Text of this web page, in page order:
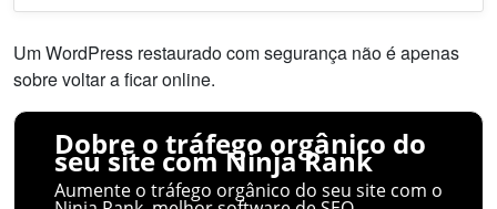
Um WordPress restaurado com segurança não é apenas
sobre voltar a ficar online.
Dobre o tráfego orgânico do
seu site com Ninja Rank
Aumente o tráfego orgânico do seu site com o